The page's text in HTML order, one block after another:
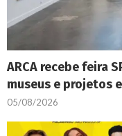
ARCA recebe feira
museus e projetos
05/08/2026